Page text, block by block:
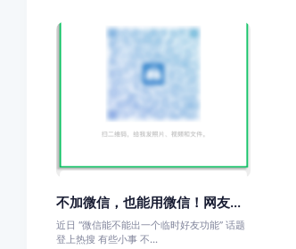
不加微信，也能用微信！网友...
近日 “微信能不能出一个临时好友功能” 话题
登上热搜 有些小事 不...